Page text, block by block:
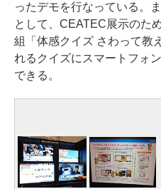
ったデモを行なっている。
として、CEATEC展示のた
組「体感クイズ さわって教
れるクイズにスマートフォ
できる。